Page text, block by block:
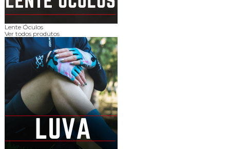
Lente Óculos
Ver todos produtos